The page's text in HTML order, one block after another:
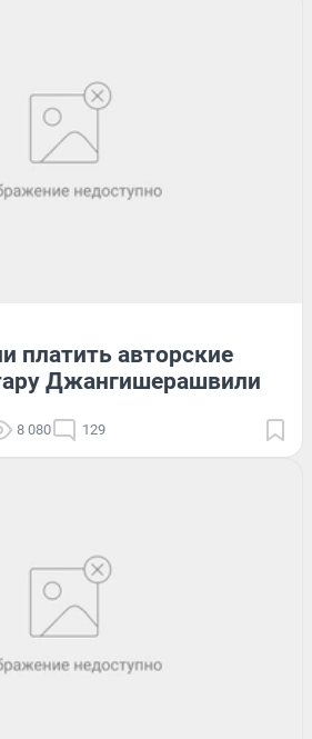
платить авторские
Джангишерашвили
8 080 129